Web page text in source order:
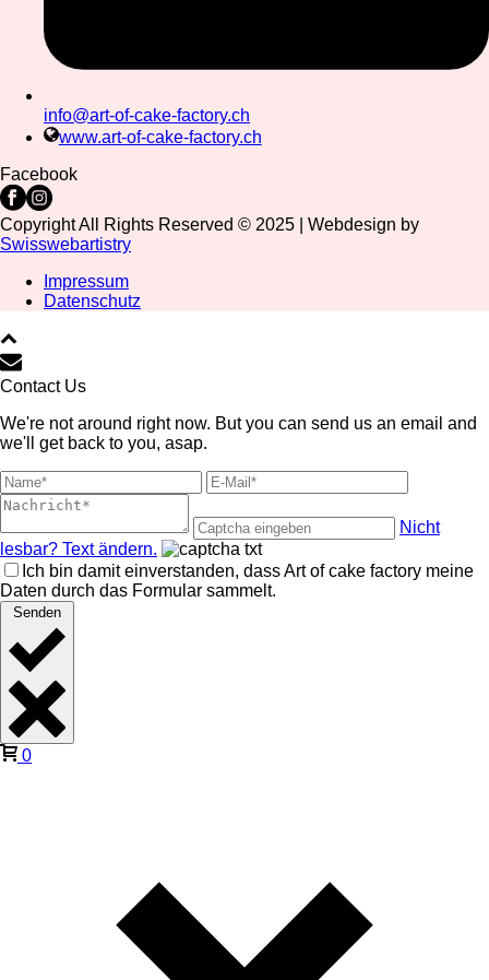
info@art-of-cake-factory.ch
www.art-of-cake-factory.ch
Facebook
Copyright All Rights Reserved © 2025 | Webdesign by
Swisswebartistry
Impressum
Datenschutz
Contact Us
We're not around right now. But you can send us an email and
we'll get back to you, asap.
Nicht
lesbar? Text ändern.
Ich bin damit einverstanden, dass Art of cake factory meine
Daten durch das Formular sammelt.
Senden
0